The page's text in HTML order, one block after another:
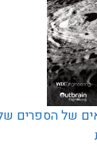
של הספרים